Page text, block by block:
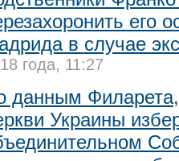
его
в случае
года, 11:27
данным
Украины